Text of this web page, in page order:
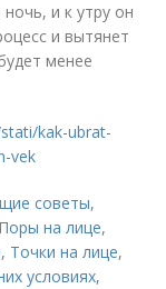
и к утру он
и вытянет
менее
kak-ubrat-
vek
советы,
Поры на лице,
, Точки на лице,
условиях,